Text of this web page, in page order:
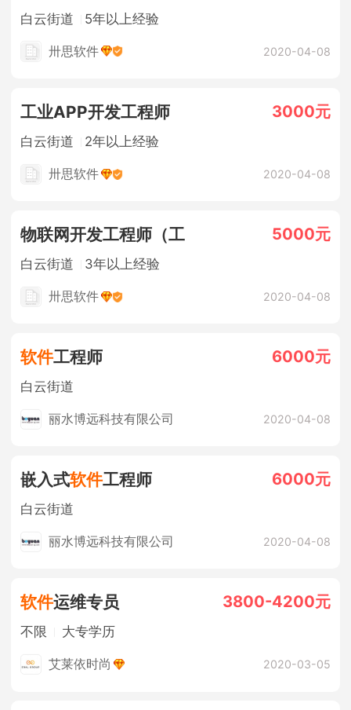
白云街道 5年以上经验
卅思软件 2020-04-08
工业APP开发工程师 3000元
白云街道 2年以上经验
卅思软件 2020-04-08
物联网开发工程师（工 5000元
白云街道 3年以上经验
卅思软件 2020-04-08
软件工程师 6000元
白云街道
丽水博远科技有限公司 2020-04-08
嵌入式软件工程师 6000元
白云街道
丽水博远科技有限公司 2020-04-08
软件运维专员 3800-4200元
不限 大专学历
艾莱依时尚 2020-03-05